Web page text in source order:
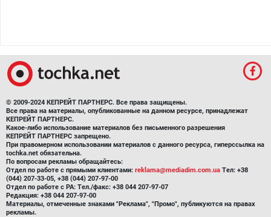
© 2009-2024 КЕПРЕЙТ ПАРТНЕРС. Все права защищены.
Все права на материалы, опубликованные на данном ресурсе, принадлежат
КЕПРЕЙТ ПАРТНЕРС.
Какое-либо использование материалов без письменного разрешения
КЕПРЕЙТ ПАРТНЕРС запрещено.
При правомерном использовании материалов с данного ресурса, гиперссылка на
tochka.net обязательна.
По вопросам рекламы обращайтесь:
Отдел по работе с прямыми клиентами: reklama@mediadim.com.ua Тел: +38
(044) 207-33-05, +38 (044) 207-97-00
Отдел по работе с РА: Тел./факс: +38 044 207-97-07
Редакция: +38 044 207-97-00
Материалы, отмеченные знаками "Реклама", "Промо", публикуются на правах
рекламы.